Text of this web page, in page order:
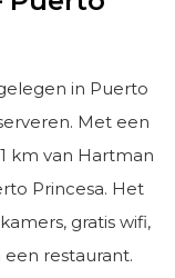
in Puerto
Met een
km van Hartman
Princesa. Het
gratis wifi,
restaurant.